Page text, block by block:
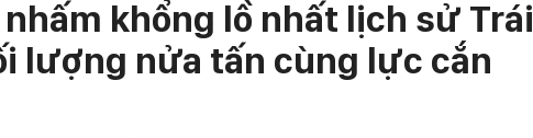
nhấm khổng lồ nhất lịch sử Trái
lượng nửa tấn cùng lực cắn